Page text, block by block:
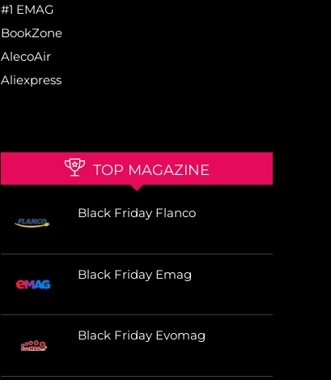
#1 EMAG
BookZone
AlecoAir
Aliexpress
TOP MAGAZINE
Black Friday Flanco
Black Friday Emag
Black Friday Evomag